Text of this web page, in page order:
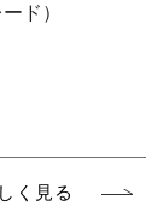
ド）
く見る